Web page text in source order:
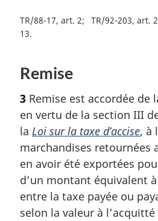
TR/88-17, art. 2 TR/92-203, art.
13
Remise
3 Remise est accordée de
en vertu de la section III
la Loi sur la taxe d’accise, à
marchandises retournées
en avoir été exportées
d’un montant équivalent
entre la taxe payée ou
selon la valeur à l’acquitté